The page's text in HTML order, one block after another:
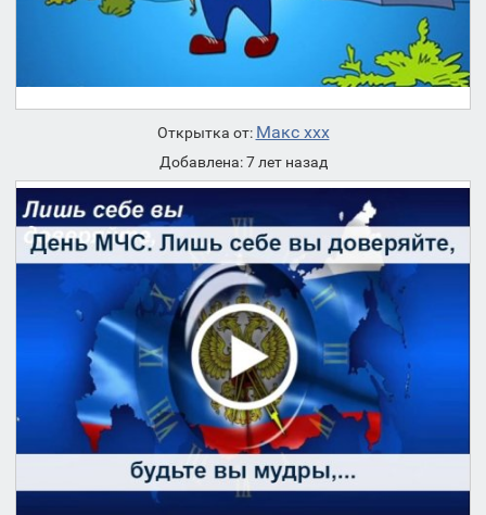
Открытка от: Макс ххх
Добавлена: 7 лет назад